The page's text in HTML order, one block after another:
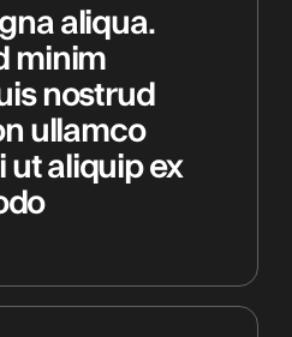
aliqua.
minim
nostrud
ullamco
ut aliquip ex